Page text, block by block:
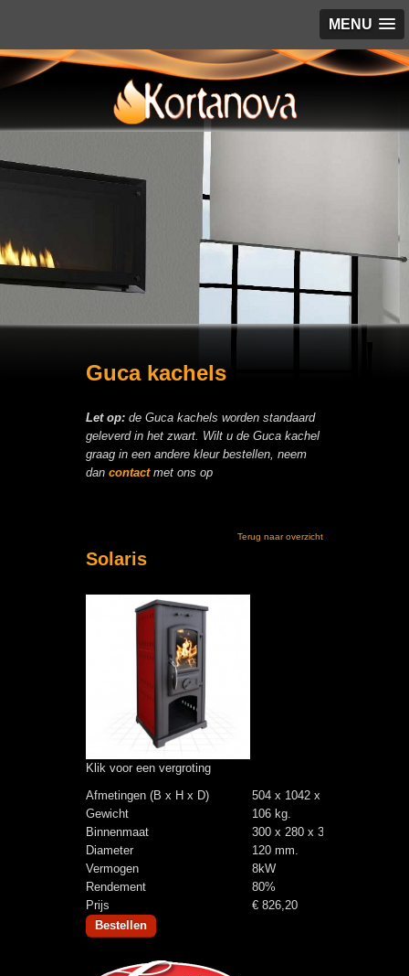
MENU
Guca kachels
Let op: de Guca kachels worden standaard
geleverd in het zwart. Wilt u de Guca kachel
graag in een andere kleur bestellen, neem
dan contactmet ons op
Terug naar overzicht
Solaris
Klik voor een vergroting
Afmetingen (B x H x D)
504 x 1042 x 484 mm.
Gewicht
106 kg.
Binnenmaat
300 x 280 x 340 mm.
Diameter
120 mm.
Vermogen
8kW
Rendement
80%
Prijs
€ 826,20
Bestellen